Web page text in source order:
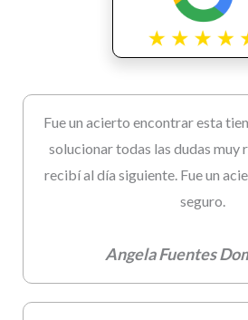
Fue un acierto encontrar esta
solucionar todas las dudas muy
recibí al día siguiente. Fue un
seguro.
Angela Fuentes